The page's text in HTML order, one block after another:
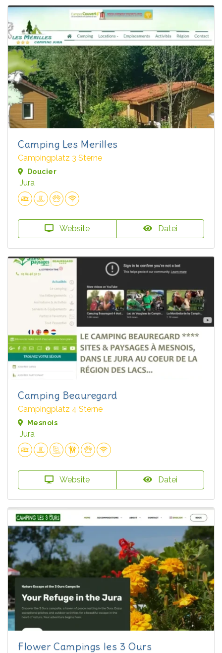
Camping Les Merilles
Campingplatz 3 Sterne
Doucier
Jura
Website Datei
Camping Beauregard
Campingplatz 4 Sterne
Mesnois
Jura
Website Datei
Flower Campings les 3 Ours